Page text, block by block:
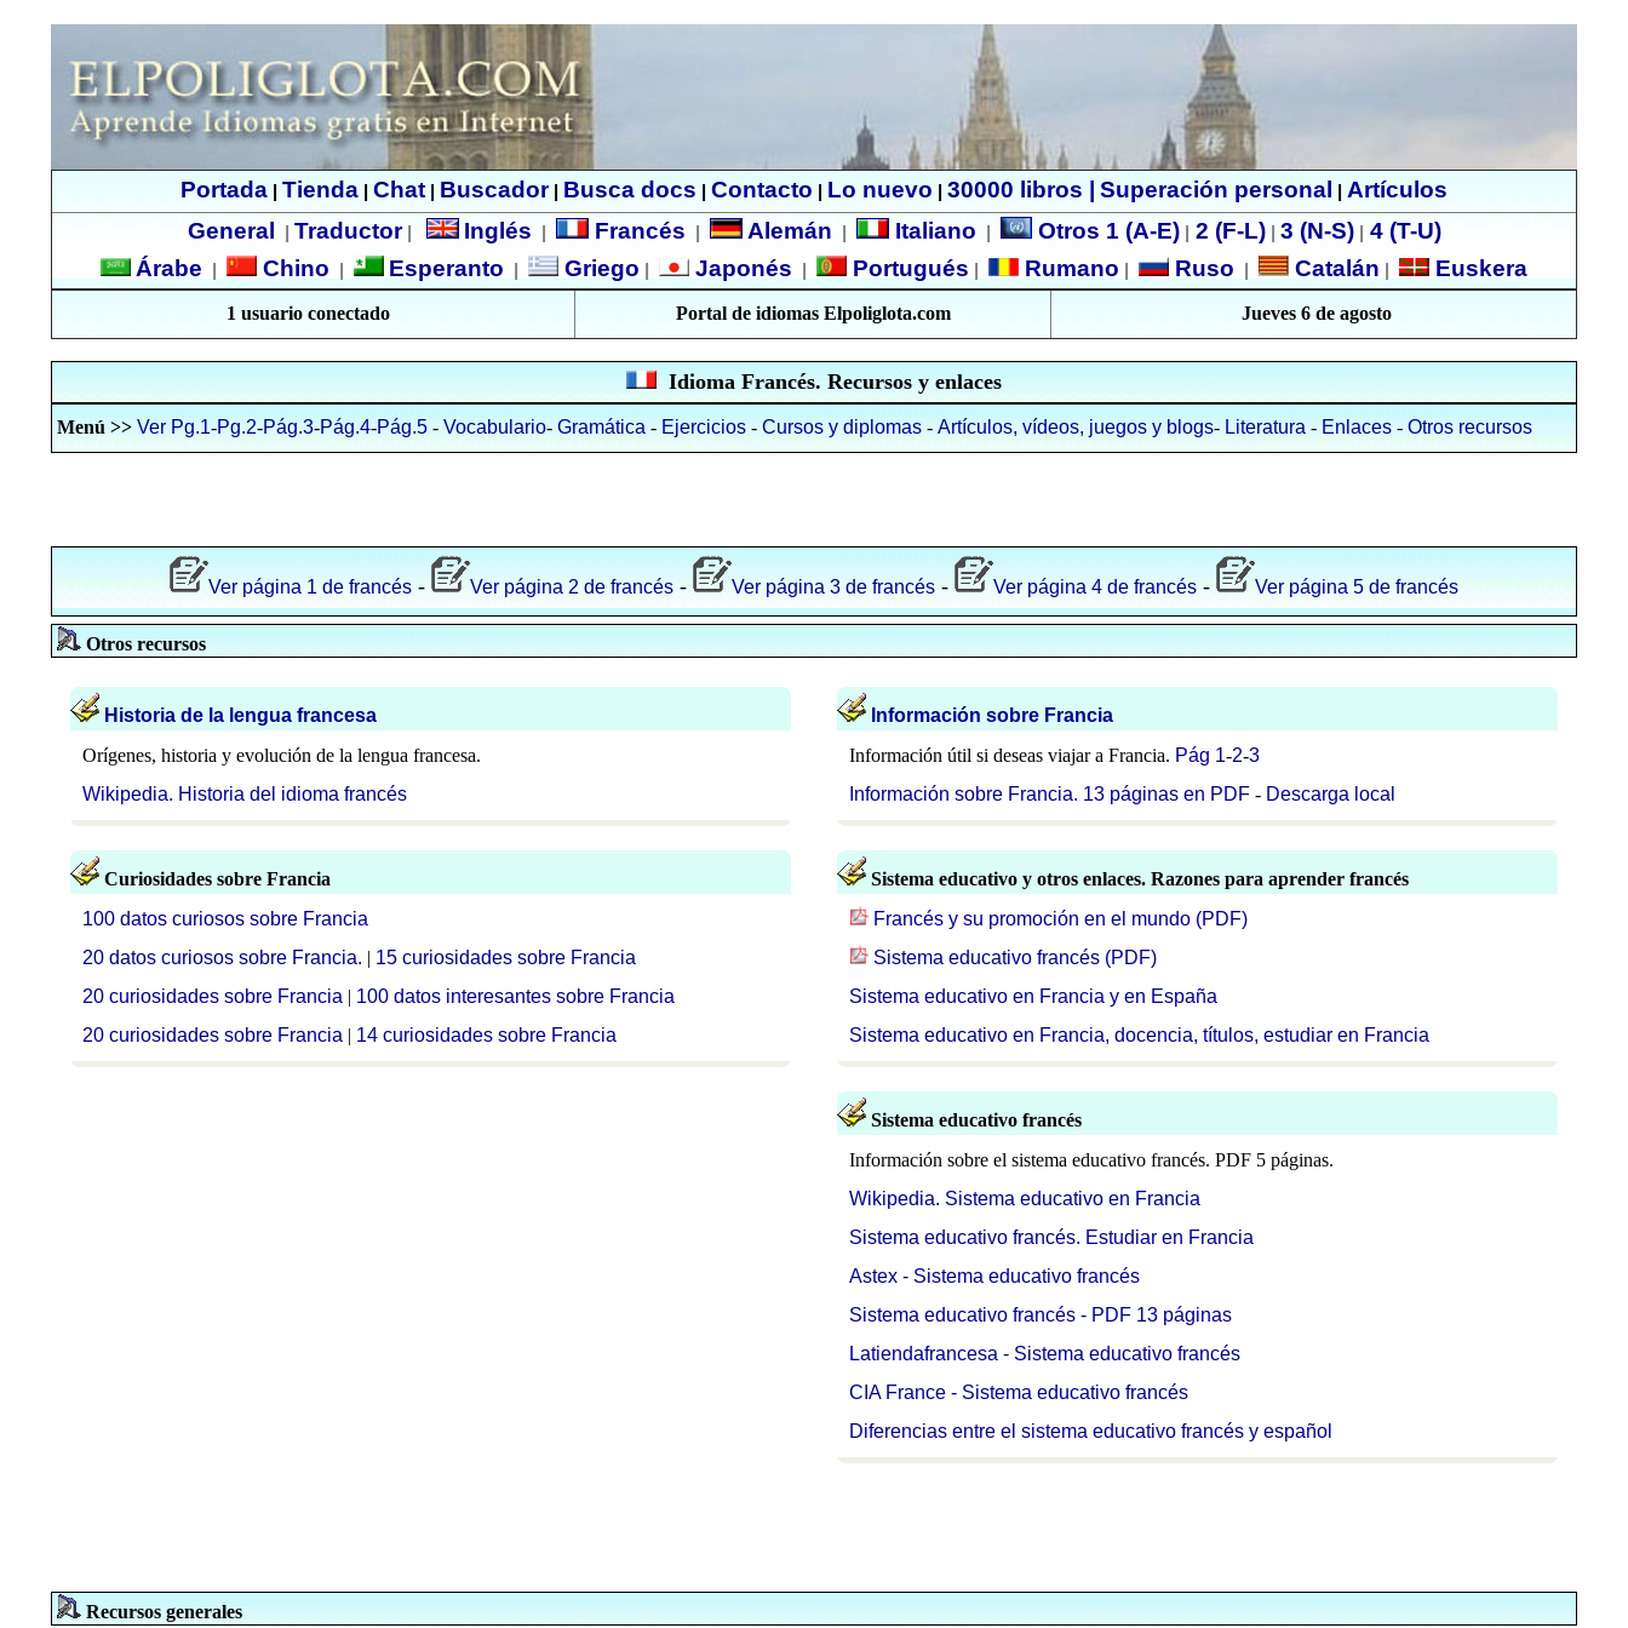
Portada Tienda Chat Buscador| Busca docs Contacto Lo nuevo 30000 libros Superación personal
Artículos
General
Traductor| Inglés Francés Alemán Italiano Otros 1 (A-E)| 2 (F-L)| 3 (N-S)|
4 (T-U)
Árabe
Chino Esperanto Griego Japonés Portugués Rumano Ruso Catalán Euskera
1 usuario conectado Portal de idiomas Elpoliglota.com Jueves 6 de agosto
Idioma Francés. Recursos y enlaces
Menú >> Ver Pg.1-Pg.2-Pág.3-Pág.4-Pág.5 - Vocabulario- Gramática - Ejercicios - Cursos y diplomas - Artículos, vídeos, juegos y blogs- Literatura - Enlaces - Otros recursos
Ver página 1 de francés - Ver página 2 de francés- Ver página 3 de francés- Ver página 4 de francés- Ver página 5 de francés
Otros recursos
Historia de la lengua francesa
Orígenes, historia y evolución de la lengua francesa.
Wikipedia. Historia del idioma francés
Curiosidades sobre Francia
100 datos curiosos sobre Francia
20 datos curiosos sobre Francia. | 15 curiosidades sobre Francia
20 curiosidades sobre Francia | 100 datos interesantes sobre Francia
20 curiosidades sobre Francia | 14 curiosidades sobre Francia
Información sobre Francia
Información útil si deseas viajar a Francia. Pág 1-2-3
Información sobre Francia. 13 páginas en PDF - Descarga local
Sistema educativo y otros enlaces. Razones para aprender francés
Francés y su promoción en el mundo (PDF)
Sistema educativo francés (PDF)
Sistema educativo en Francia y en España
Sistema educativo en Francia, docencia, títulos, estudiar en Francia
Sistema educativo francés
Información sobre el sistema educativo francés. PDF 5 páginas.
Wikipedia. Sistema educativo en Francia
Sistema educativo francés. Estudiar en Francia
Astex - Sistema educativo francés
Sistema educativo francés - PDF 13 páginas
Latiendafrancesa - Sistema educativo francés
CIA France - Sistema educativo francés
Diferencias entre el sistema educativo francés y español
Recursos generales